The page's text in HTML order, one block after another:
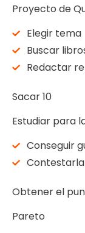
Proyecto de
Elegir tema
Buscar
Redactar
Sacar 10
Estudiar para
Conseguir
Contestarla
Obtener el
Pareto